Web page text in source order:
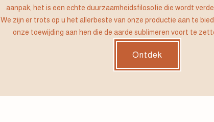
aanpak, het is een echte duurzaamheidsfilosofie die wordt
We zijn er trots op u het allerbeste van onze productie aan te
onze toewijding aan hen die de aarde sublimeren voort te
Ontdek